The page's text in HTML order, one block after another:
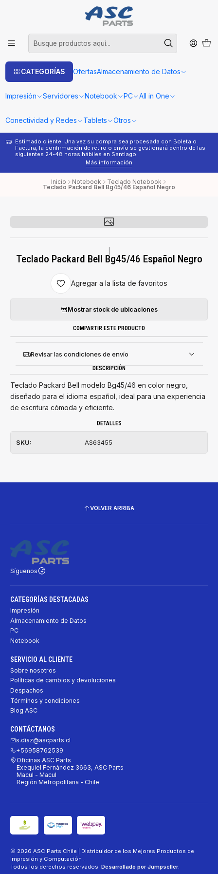
CATEGORÍAS OfertasAlmacenamiento de Datos
Impresión Servidores Notebook PC All in One
Conectividad y Redes Tablets Otros
Estimado cliente: Una vez su compra sea procesada con Boleta o
Factura, la confirmación de retiro o envío se gestionará dentro de las
siguientes 24-48 horas hábiles en Santiago.
Más información
Inicio Notebook Teclado Notebook
Teclado Packard Bell Bg45/46 Español Negro
Teclado Packard Bell Bg45/46 Español Negro
Agregar a la lista de favoritos
Mostrar stock de ubicaciones
COMPARTIR ESTE PRODUCTO
Revisar las condiciones de envío
DESCRIPCIÓN
Teclado Packard Bell modelo Bg45/46 en color negro,
diseñado para el idioma español, ideal para una experiencia
de escritura cómoda y eficiente.
DETALLES
SKU: AS63455
VOLVER ARRIBA
Síguenos
CATEGORÍAS DESTACADAS
Impresión
Almacenamiento de Datos
PC
Notebook
SERVICIO AL CLIENTE
Sobre nosotros
Políticas de cambios y devoluciones
Despachos
Términos y condiciones
Blog ASC
CONTÁCTANOS
s.diaz@ascparts.cl
+56958762539
Oficinas ASC Parts
Exequiel Fernández 3663, ASC Parts
Macul - Macul
Región Metropolitana - Chile
2026 ASC Parts Chile | Distribuidor de los Mejores Productos de
Impresión y Computación .
Todos los derechos reservados. Desarrollado por Jumpseller.